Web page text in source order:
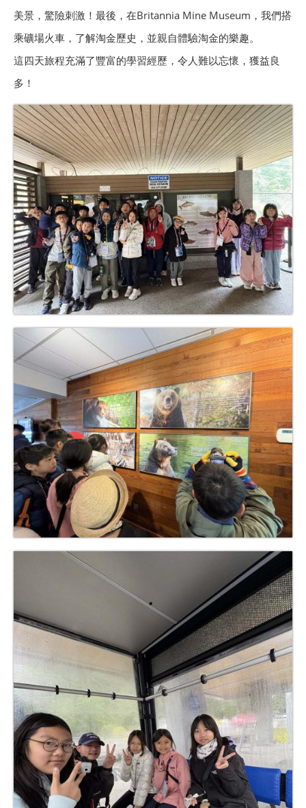
美景，驚險刺激！最後，在Britannia Mine Museum，我們搭
乘礦場火車，了解淘金歷史，並親自體驗淘金的樂趣。
這四天旅程充滿了豐富的學習經歷，令人難以忘懷，獲益良
多！